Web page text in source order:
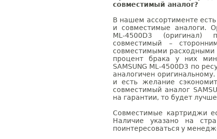
совместимый аналог?
В нашем ассортименте
и совместимые аналоги.
ML-4500D3 (оригинал)
совместимый –
совместимыми расходными
процент брака у них
SAMSUNG ML-4500D3 по
аналогичен
и есть желание
совместимый аналог
на гарантии, то будет
Совместимые картриджи
Наличие указано на
поинтересоваться у